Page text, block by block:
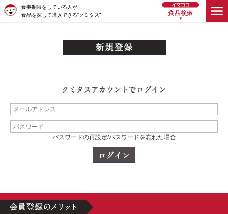
食事制限をしている人が
食品を探して購入できる“クミタス”
パスワードの再設定/パスワードを忘れた場合